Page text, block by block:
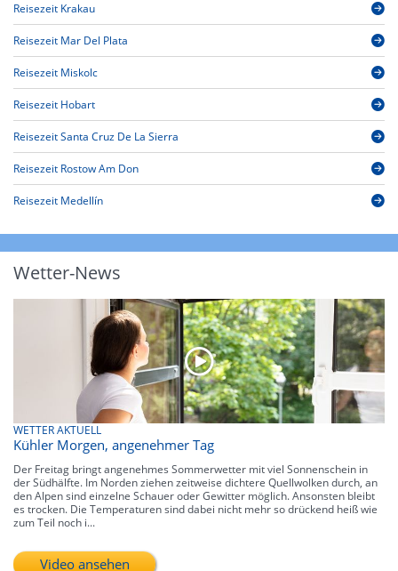
Reisezeit Krakau
Reisezeit Mar Del Plata
Reisezeit Miskolc
Reisezeit Hobart
Reisezeit Santa Cruz De La Sierra
Reisezeit Rostow Am Don
Reisezeit Medellín
Wetter-News
WETTER AKTUELL
Kühler Morgen, angenehmer Tag
Der Freitag bringt angenehmes Sommerwetter mit viel Sonnenschein in
der Südhälfte. Im Norden ziehen zeitweise dichtere Quellwolken durch, an
den Alpen sind einzelne Schauer oder Gewitter möglich. Ansonsten bleibt
es trocken. Die Temperaturen sind dabei nicht mehr so drückend heiß wie
zum Teil noch i...
Video ansehen